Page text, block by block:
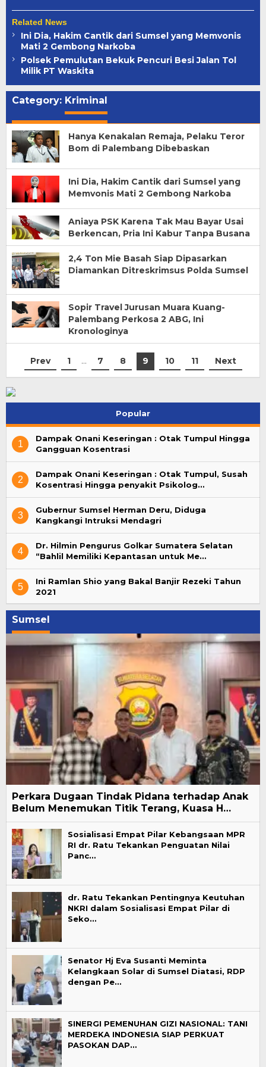
Related News
Ini Dia, Hakim Cantik dari Sumsel yang Memvonis
Mati 2 Gembong Narkoba
Polsek Pemulutan Bekuk Pencuri Besi Jalan Tol
Milik PT Waskita
Category: Kriminal
Hanya Kenakalan Remaja, Pelaku Teror
Bom di Palembang Dibebaskan
Ini Dia, Hakim Cantik dari Sumsel yang
Memvonis Mati 2 Gembong Narkoba
Aniaya PSK Karena Tak Mau Bayar Usai
Berkencan, Pria Ini Kabur Tanpa Busana
2,4 Ton Mie Basah Siap Dipasarkan
Diamankan Ditreskrimsus Polda Sumsel
Sopir Travel Jurusan Muara Kuang-
Palembang Perkosa 2 ABG, Ini
Kronologinya
Prev 1 … 7 8 9 10 11 Next
Popular
1
Dampak Onani Keseringan : Otak Tumpul Hingga
Gangguan Kosentrasi
2
Dampak Onani Keseringan : Otak Tumpul, Susah
Kosentrasi Hingga penyakit Psikolog…
3
Gubernur Sumsel Herman Deru, Diduga
Kangkangi Intruksi Mendagri
4
Dr. Hilmin Pengurus Golkar Sumatera Selatan
“Bahlil Memiliki Kepantasan untuk Me…
5
Ini Ramlan Shio yang Bakal Banjir Rezeki Tahun
2021
Sumsel
Perkara Dugaan Tindak Pidana terhadap Anak
Belum Menemukan Titik Terang, Kuasa H…
Sosialisasi Empat Pilar Kebangsaan MPR
RI dr. Ratu Tekankan Penguatan Nilai
Panc…
dr. Ratu Tekankan Pentingnya Keutuhan
NKRI dalam Sosialisasi Empat Pilar di
Seko…
Senator Hj Eva Susanti Meminta
Kelangkaan Solar di Sumsel Diatasi, RDP
dengan Pe…
SINERGI PEMENUHAN GIZI NASIONAL: TANI
MERDEKA INDONESIA SIAP PERKUAT
PASOKAN DAP…